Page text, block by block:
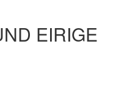
EIRIGE